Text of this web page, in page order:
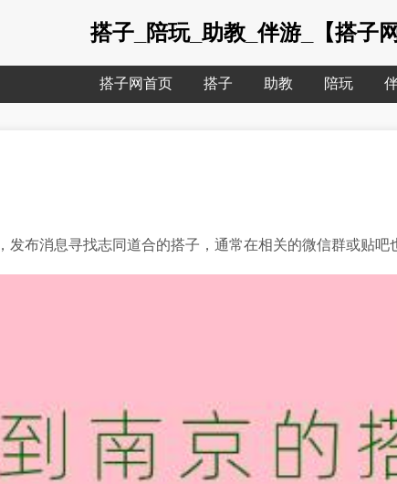
搭子_陪玩_助教_伴游_【搭子网
搭子网首页 搭子 助教 陪玩
布消息寻找志同道合的搭子，通常在相关的微信群或贴吧